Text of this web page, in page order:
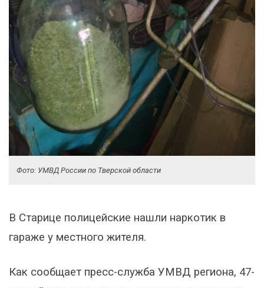
Фото: УМВД России по Тверской области
В Старице полицейские нашли наркотик в
гараже у местного жителя.
Как сообщает пресс-служба УМВД региона, 47-